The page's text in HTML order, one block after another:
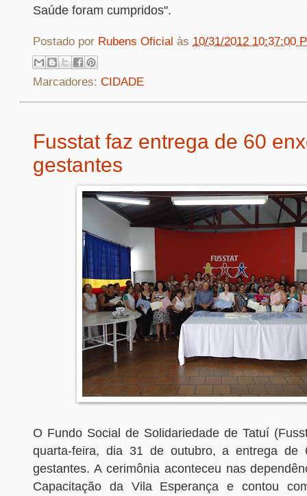
Saúde foram cumpridos".
Postado por Rubens Oficial às 10/31/2012 10:37:00
Marcadores: CIDADE
Fusstat faz entrega de 60
gestantes
O Fundo Social de Solidariedade de Tatuí
quarta-feira, dia 31 de outubro, a entrega de
gestantes. A cerimônia aconteceu nas
Capacitação da Vila Esperança e contou